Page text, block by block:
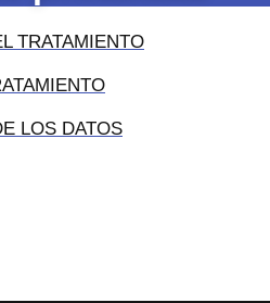
TRATAMIENTO
LOS DATOS